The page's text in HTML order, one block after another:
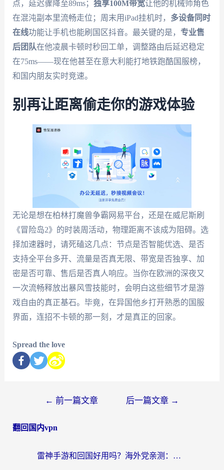
点，延迟骤降至89ms； 独享100M带宽让他的机械师角色
在混沌副本里流畅走位；周末用iPad挂机时， 多设备同时
在线功能让手机也能刷国区抖音。最关键的是， 专业售
后团队在他凌晨卡顿时秒回工单，调整路由后延迟稳定
在75ms——现在他甚至在意大利能打地铁跑酷国服榜，
和国内朋友实时竞速。
别再让距离偷走你的游戏体验
无论是想在柏林打魔兽争霸网易平台，还是在威尼斯刷
《冒险岛2》的时装周活动，物理距离不该成为阻碍。选
择加速器时，请死磕这几点：节点是否智能优选、是否
支持全平台多开、流量是否真无限、带宽是否独享、加
密是否可靠、售后是否真人响应。当你在欧洲的深夜又
一次流畅释放出暴风雪技能时，会明白这些细节才是游
戏自由的真正基石。毕竟，在异国他乡打开熟悉的国服
界面，连招不卡顿的那一刻，才是真正的回家。
Spread the love
← 前一篇文章 后一篇文章 →
翻回国内vpn
雷神手游和回国好用吗？海外党亲测：选对加速器才能无缝刷剧打游戏